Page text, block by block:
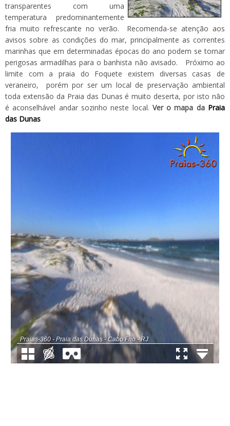
transparentes com uma
temperatura predominantemente
fria muito refrescante no verão. Recomenda-se atenção aos
avisos sobre as condições do mar, principalmente as correntes
marinhas que em determinadas épocas do ano podem se tornar
perigosas armadilhas para o banhista não avisado. Próximo ao
limite com a praia do Foquete existem diversas casas de
veraneiro, porém por ser um local de preservação ambiental
toda extensão da Praia das Dunas é muito deserta, por isto não
é aconselhável andar sozinho neste local. Ver o mapa da Praia
das Dunas
Praias-360 - Praia das Dunas - Cabo Frio - RJ